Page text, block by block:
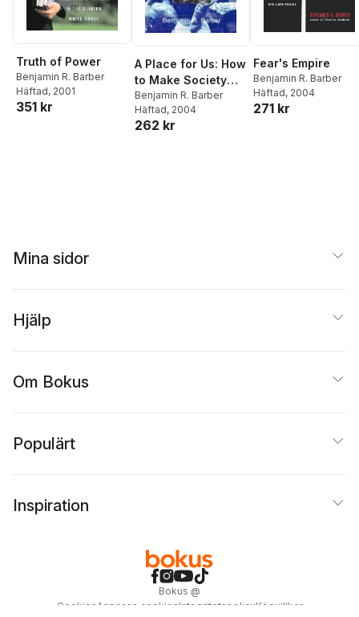
Truth of Power
Benjamin R. Barber
Häftad, 2001
351 kr
A Place for Us: How
to Make Society
Civil and
Democracy Strong
Benjamin R. Barber
Häftad, 2004
262 kr
Fear's Empire
Benjamin R. Barber
Häftad, 2004
271 kr
Mina sidor
Hjälp
Om Bokus
Populärt
Inspiration
Bokus @
Cookies Anpassa cookies IntegritetspolicyKöpvillkor